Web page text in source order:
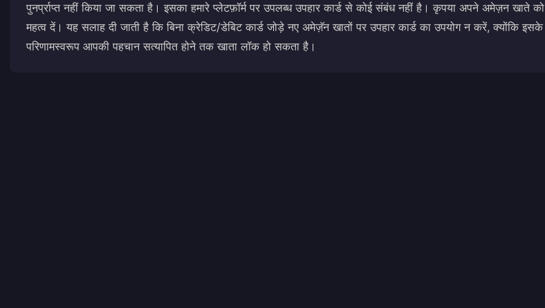
पुनर्प्राप्त नहीं किया जा सकता है। इसका हमारे प्लेटफ़ॉर्म पर उपलब्ध उपहार कार्ड से कोई संबंध नहीं है। कृपया अपने अमेज़न खाते को
महत्व दें। यह सलाह दी जाती है कि बिना क्रेडिट/डेबिट कार्ड जोड़े नए अमेज़ॅन खातों पर उपहार कार्ड का उपयोग न करें, क्योंकि इसके
परिणामस्वरूप आपकी पहचान सत्यापित होने तक खाता लॉक हो सकता है।